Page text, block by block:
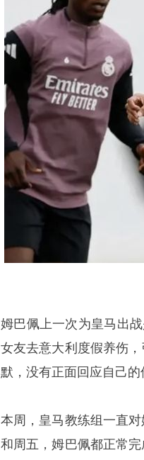
姆巴佩上一次为皇马出
女友去意大利度假养伤
默，没有正面回应自己的
本周，皇马教练组一直
和周五，姆巴佩都正常